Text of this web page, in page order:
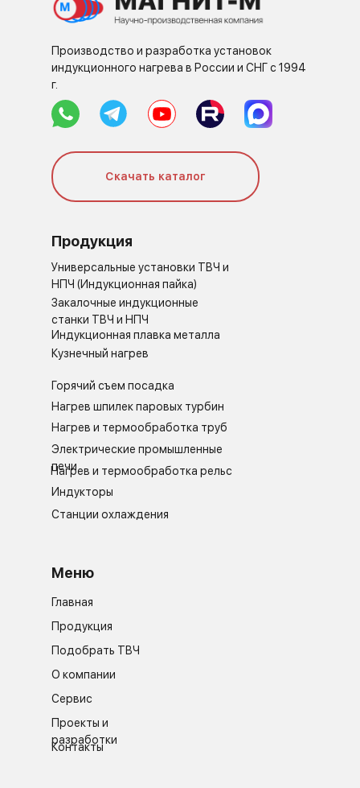
Производство и разработка установок
индукционного нагрева в России и СНГ с 1994
г.
Скачать каталог
Продукция
Универсальные установки ТВЧ и
НПЧ (Индукционная пайка)
Закалочные индукционные
станки ТВЧ и НПЧ
Индукционная плавка металла
Кузнечный нагрев
Индукторы
Станции охлаждения
Горячий съем посадка
Нагрев шпилек паровых турбин
Нагрев и термообработка труб
Электрические промышленные
печи
Нагрев и термообработка рельс
Сервис
Меню
Главная
Продукция
Подобрать ТВЧ
О компании
Проекты и
разработки
Контакты